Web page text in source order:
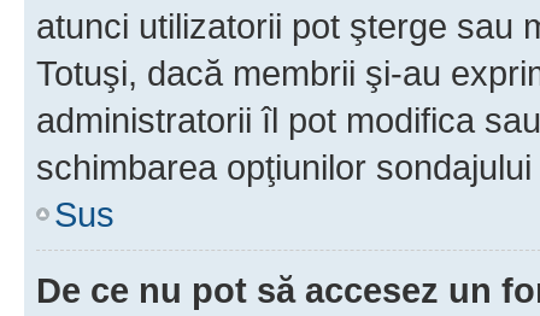
atunci utilizatorii pot şterge sau
Totuşi, dacă membrii şi-au
administratorii îl pot modifica
schimbarea opţiunilor
Sus
De ce nu pot să accesez un